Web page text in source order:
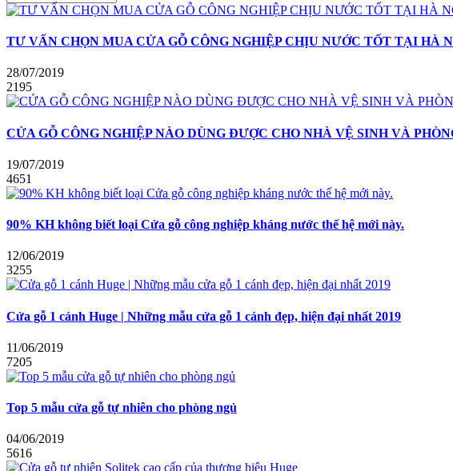
TƯ VẤN CHỌN MUA CỬA GỖ CÔNG NGHIỆP CHỊU NƯỚC TỐT TẠI HÀ
28/07/2019
2195
CỬA GỖ CÔNG NGHIỆP NÀO DÙNG ĐƯỢC CHO NHÀ VỆ SINH VÀ
19/07/2019
4651
90% KH không biết loại Cửa gỗ công nghiệp kháng nước thế hệ mới này.
12/06/2019
3255
Cửa gỗ 1 cánh Huge | Những mẫu cửa gỗ 1 cánh đẹp, hiện đại nhất 2019
11/06/2019
7205
Top 5 mẫu cửa gỗ tự nhiên cho phòng ngủ
04/06/2019
5616